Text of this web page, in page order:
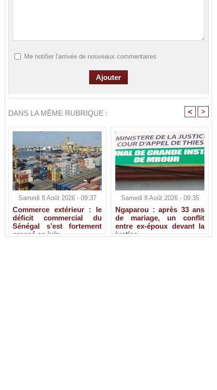
Me notifier l'arrivée de nouveaux commentaires
DANS LA MÊME RUBRIQUE : < >
Samedi 8 Août 2026 - 09:37
Commerce extérieur : le
déficit commercial du
Sénégal s’est fortement
creusé en juin
Samedi 8 Août 2026 - 09:35
Ngaparou : après 33 ans
de mariage, un conflit
entre ex-époux devant la
justice